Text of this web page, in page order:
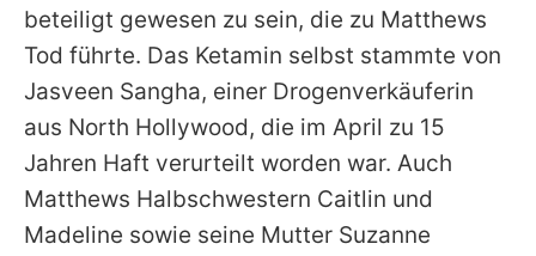
beteiligt gewesen zu sein, die zu Matthews
Tod führte. Das Ketamin selbst stammte von
Jasveen Sangha, einer Drogenverkäuferin
aus North Hollywood, die im April zu 15
Jahren Haft verurteilt worden war. Auch
Matthews Halbschwestern Caitlin und
Madeline sowie seine Mutter Suzanne